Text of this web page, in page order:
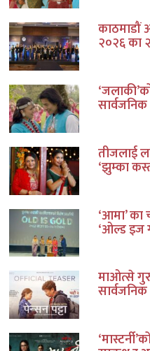
काठमाडौं
२०२६ का
सार्वजनिक
तीजलाई
‘झुम्का
‘आमा’ का
‘ओल्ड इज
माओत्से
सार्वजनिक